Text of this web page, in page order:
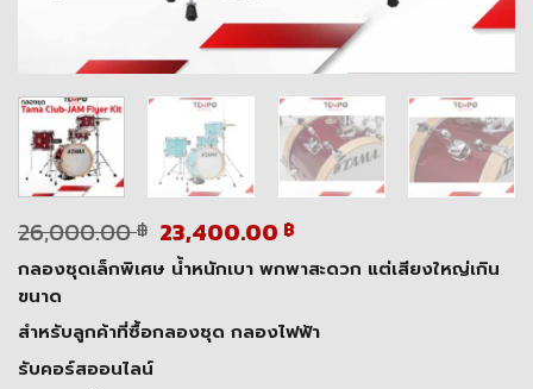
26,000.00฿ Original
price
was:
23,400.00 ฿Current
is:
กลองชุดเล็กพิเศษ น้ำหนักเบา พกพาสะดวก แต่เสียงใหญ่เกิน
ขนาด
สำหรับลูกค้าที่ซื้อกลองชุด กลองไฟฟ้า
รับคอร์สออนไลน์